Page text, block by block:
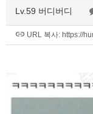
Lv.59 버디버디
URL 복사: https://